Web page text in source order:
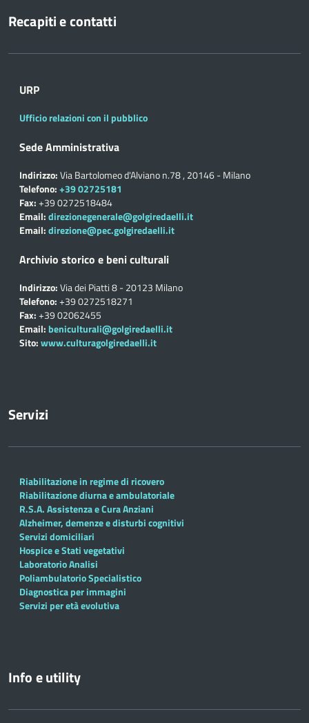
Recapiti e contatti
URP
Ufficio relazioni con il pubblico
Sede Amministrativa
Indirizzo:Via Bartolomeo d'Alviano n.78 , 20146 - Milano
Telefono:+39 02725181
Fax:+39 0272518484
Email:direzionegenerale@golgiredaelli.it
Email:direzione@pec.golgiredaelli.it
Archivio storico e beni culturali
Indirizzo:Via dei Piatti 8 - 20123 Milano
Telefono:+39 0272518271
Fax:+39 02062455
Email: beniculturali@golgiredaelli.it
Sito:www.culturagolgiredaelli.it
Servizi
Riabilitazione in regime di ricovero
Riabilitazione diurna e ambulatoriale
R.S.A. Assistenza e Cura Anziani
Alzheimer, demenze e disturbi cognitivi
Servizi domiciliari
Hospice e Stati vegetativi
Laboratorio Analisi
Poliambulatorio Specialistico
Diagnostica per immagini
Servizi per età evolutiva
Info e utility